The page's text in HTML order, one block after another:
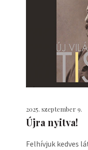
2025. szeptember 9.
Újra nyitva!
Felhívjuk kedves